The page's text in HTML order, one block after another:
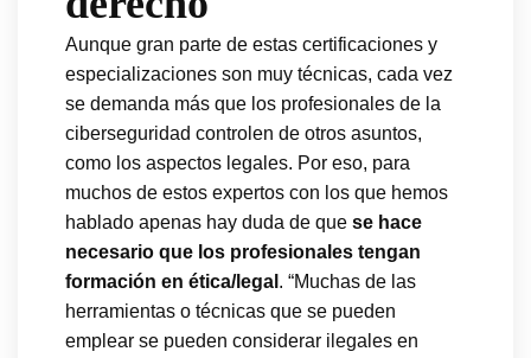
Aunque gran parte de estas certificaciones y
especializaciones son muy técnicas, cada vez
se demanda más que los profesionales de la
ciberseguridad controlen de otros asuntos,
como los aspectos legales. Por eso, para
muchos de estos expertos con los que hemos
hablado apenas hay duda de que se hace
necesario que los profesionales tengan
formación en ética/legal . “Muchas de las
herramientas o técnicas que se pueden
emplear se pueden considerar ilegales en